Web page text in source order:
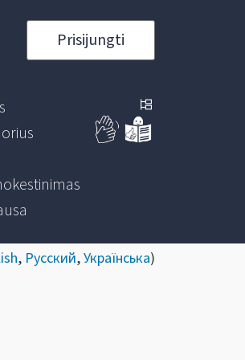
Prisijungti
, Русский,Українська)